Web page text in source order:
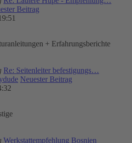
Beitrag
+ Erfahrungsberichte
Re: Seitenleiter befestigungs…
Neuester Beitrag
Werkstattempfehlung Bosnien